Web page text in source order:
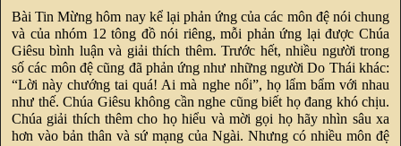
Bài Tin Mừng hôm nay kể lại phản ứng của các môn đệ nói chung
và của nhóm 12 tông đồ nói riêng, mỗi phản ứng lại được Chúa
Giêsu bình luận và giải thích thêm. Trước hết, nhiều người trong
số các môn đệ cũng đã phản ứng như những người Do Thái khác:
“Lời này chướng tai quá! Ai mà nghe nổi”, họ lẩm bẩm với nhau
như thế. Chúa Giêsu không cần nghe cũng biết họ đang khó chịu.
Chúa giải thích thêm cho họ hiểu và mời gọi họ hãy nhìn sâu xa
hơn vào bản thân và sứ mạng của Ngài. Nhưng có nhiều môn đệ